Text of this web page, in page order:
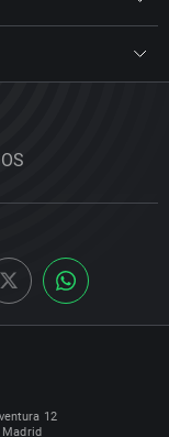
12
Madrid